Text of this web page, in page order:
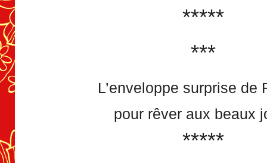
*****
***
L’enveloppe surprise de
pour rêver aux beaux
*****